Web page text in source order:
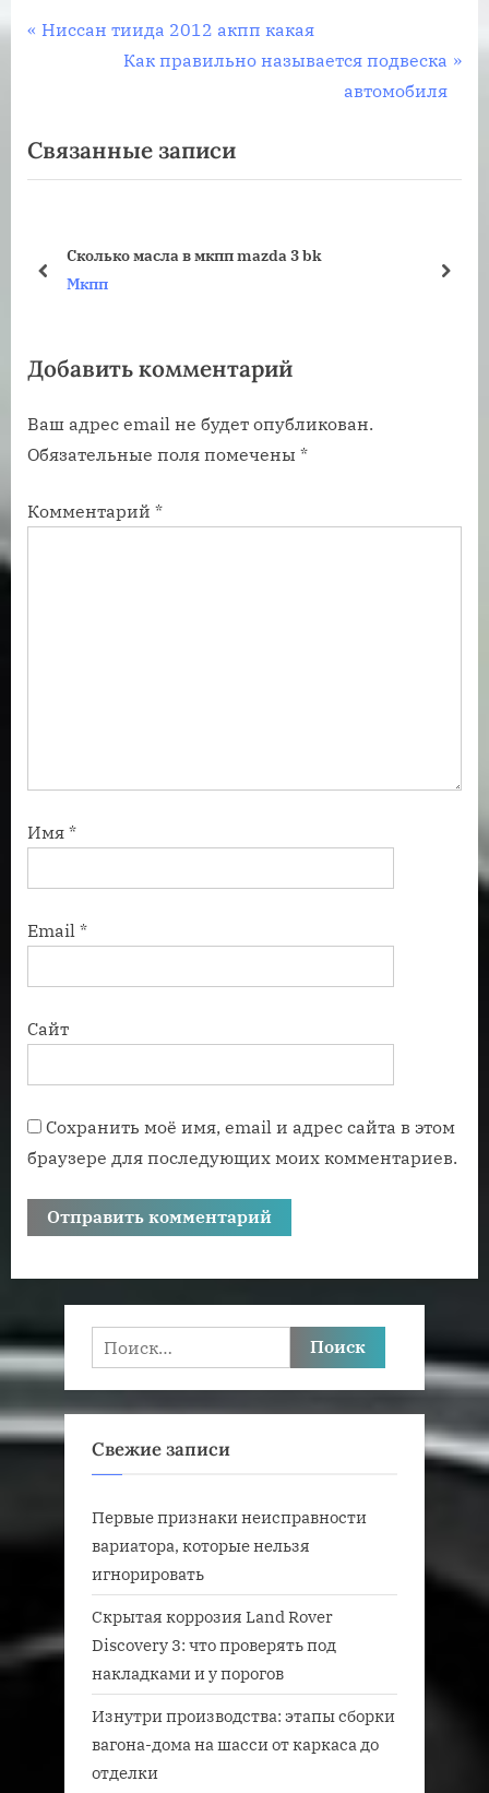
Навигация
П
ы
д
а
а
и
с
:
Ниссан тиида 2012 акпп какая
С
д
у
а
и
с
:
Как правильно называется подвеска
автомобиля
Связанные записи
Сколько масла в мкпп mazda 3 bk
Мкпп
пред
Добавить комментарий
Ваш адрес email не будет опубликован.
Обязательные поля помечены *
Комментарий *
Имя *
Email *
Сайт
Сохранить моё имя, email и адрес сайта в этом
браузере для последующих моих комментариев.
Найти:
Свежие записи
Первые признаки неисправности
вариатора, которые нельзя
игнорировать
Скрытая коррозия Land Rover
Discovery 3: что проверять под
накладками и у порогов
Изнутри производства: этапы сборки
вагона-дома на шасси от каркаса до
отделки